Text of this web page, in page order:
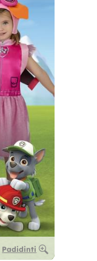
Padidinti